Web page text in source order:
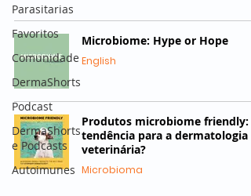
Parasitarias
Favoritos
Comunidade
DermaShorts
Podcast
DermaShorts
e Podcasts
Autoimunes
Microbiome: Hype or Hope
English
Produtos microbiome friendly:
tendência para a dermatologia
veterinária?
Microbioma